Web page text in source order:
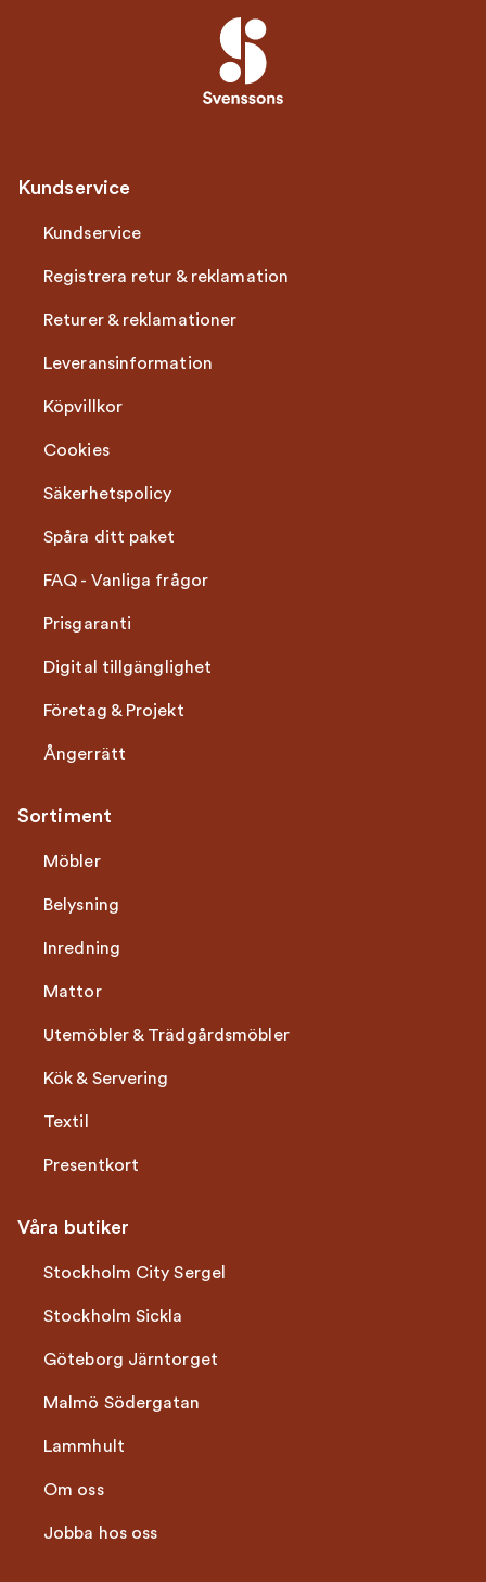
Kundservice
Kundservice
Registrera retur & reklamation
Returer & reklamationer
Leveransinformation
Köpvillkor
Cookies
Säkerhetspolicy
Spåra ditt paket
FAQ - Vanliga frågor
Prisgaranti
Digital tillgänglighet
Företag & Projekt
Ångerrätt
Sortiment
Möbler
Belysning
Inredning
Mattor
Utemöbler & Trädgårdsmöbler
Kök & Servering
Textil
Presentkort
Våra butiker
Stockholm City Sergel
Stockholm Sickla
Göteborg Järntorget
Malmö Södergatan
Lammhult
Om oss
Jobba hos oss